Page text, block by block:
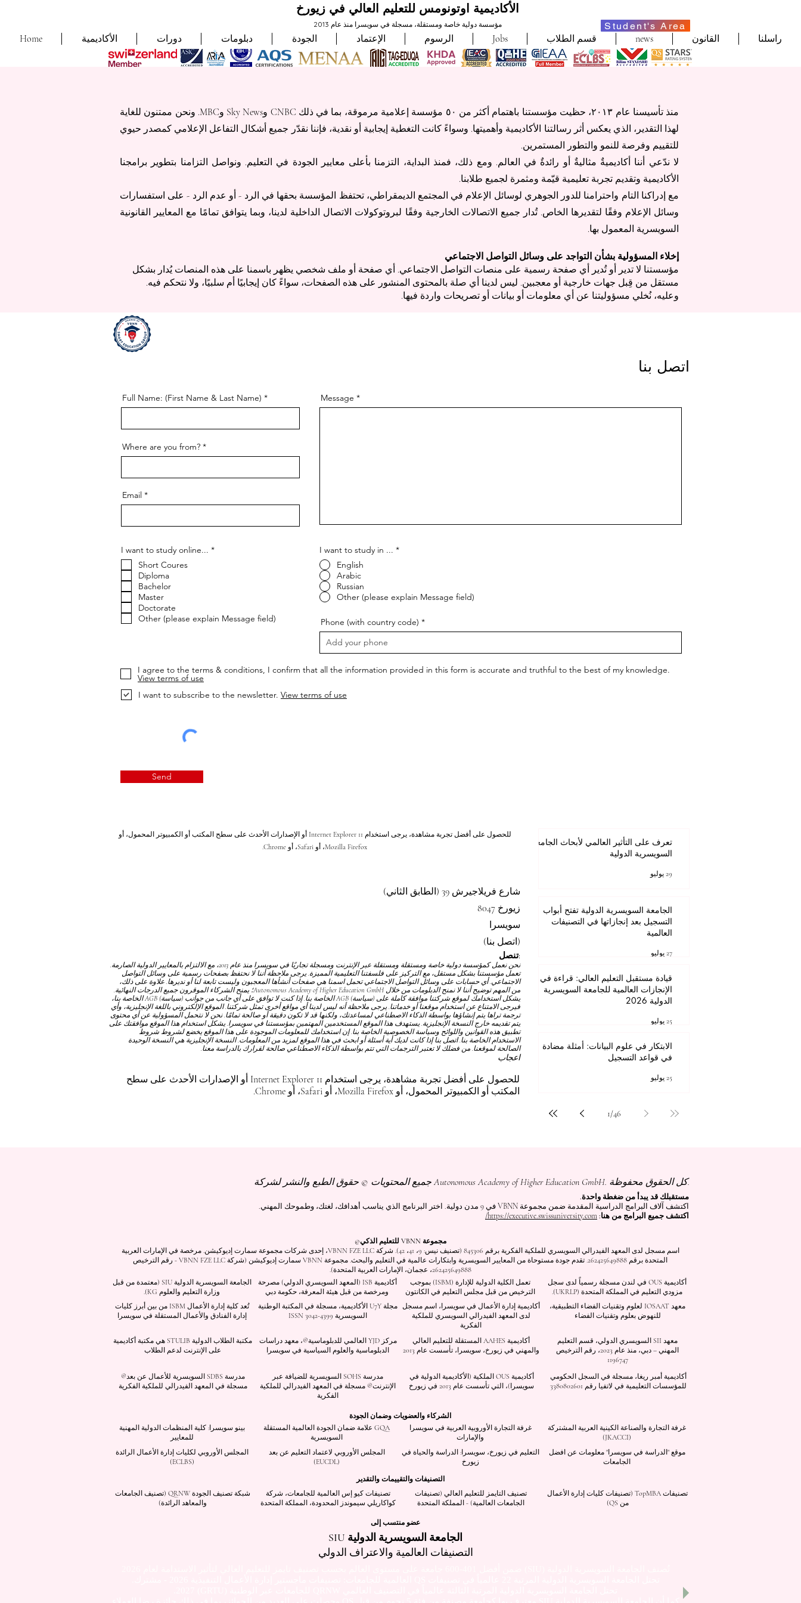
الأكاديمية اوتونومس للتعليم العالي في زيورخ
مؤسسة دولية خاصة ومستقلة، مسجلة في سويسرا منذ عام 2013 Student's Area
Home الأكاديمية دورات دبلومات الجودة الإعتماد الرسوم Jobs قسم الطلاب news القانون راسلنا
منذ تأسيسنا عام ٢٠١٣، حظيت مؤسستنا باهتمام أكثر من ٥٠ مؤسسة إعلامية مرموقة، بما في ذلك CNBC وSky News وMBC. ونحن ممتنون للغاية
لهذا التقدير، الذي يعكس أثر رسالتنا الأكاديمية وأهميتها. وسواءً كانت التغطية إيجابية أو نقدية، فإننا نقدّر جميع أشكال التفاعل الإعلامي كمصدر حيوي
للتقييم وفرصة للنمو والتطور المستمرين.
لا ندّعي أننا أكاديميةٌ مثاليةٌ أو رائدةٌ في العالم. ومع ذلك، فمنذ البداية، التزمنا بأعلى معايير الجودة في التعليم. ونواصل التزامنا بتطوير برامجنا
الأكاديمية وتقديم تجربة تعليمية قيّمة ومثمرة لجميع طلابنا.
مع إدراكنا التام واحترامنا للدور الجوهري لوسائل الإعلام في المجتمع الديمقراطي، تحتفظ المؤسسة بحقها في الرد - أو عدم الرد - على استفسارات
وسائل الإعلام وفقًا لتقديرها الخاص. تُدار جميع الاتصالات الخارجية وفقًا لبروتوكولات الاتصال الداخلية لدينا، وبما يتوافق تمامًا مع المعايير القانونية
السويسرية المعمول بها.
إخلاء المسؤولية بشأن التواجد على وسائل التواصل الاجتماعي
مؤسستنا لا تدير أو تُدير أي صفحة رسمية على منصات التواصل الاجتماعي. أي صفحة أو ملف شخصي يظهر باسمنا على هذه المنصات يُدار بشكل
مستقل من قِبل جهات خارجية أو معجبين. ليس لدينا أي صلة بالمحتوى المنشور على هذه الصفحات، سواءً كان إيجابيًا أم سلبيًا، ولا نتحكم فيه.
وعليه، نُخلي مسؤوليتنا عن أي معلومات أو بيانات أو تصريحات واردة فيها.
اتصل بنا
Full Name: (First Name & Last Name)
Where are you from?
Email
Message
I want to study online... *إ
Short Coures
Diploma
Bachelor
Master
Doctorate
Other (please explain Message field)
I want to study in ... *
English
Arabic
Russian
Other (please explain Message field)
Phone (with country code)
I agree to the terms & conditions, I confirm that all the information provided in this form is accurate and truthful to the best of my knowledge.
View terms of use
I want to subscribe to the newsletter. View terms of use
Send
للحصول على أفضل تجربة مشاهدة، يرجى استخدام Internet Explorer 11 أو الإصدارات الأحدث على سطح المكتب أو الكمبيوتر المحمول، أو
Mozilla Firefox، أو Safari، أو Chrome.
عنوان
شارع فريلاجيرش 39 (الطابق الثاني)
8047 زيورخ
سويسرا
(اتصل بنا)
تنصل:
نحن نعمل كمؤسسة دولية خاصة ومستقلة ومستقلة عبر الإنترنت ومسجلة تجاريًا في سويسرا منذ عام 2013، مع الالتزام بالمعايير الدولية الصارمة.
تعمل مؤسستنا بشكل مستقل، مع التركيز على فلسفتنا التعليمية المميزة. يرجى ملاحظة أننا لا نحتفظ بصفحات رسمية على وسائل التواصل
الاجتماعي. أي حسابات على وسائل التواصل الاجتماعي تحمل اسمنا هي صفحات أنشأها المعجبون وليست تابعة لنا أو نديرها. علاوة على ذلك،
من المهم توضيح أننا لا نمنح الدبلومات من خلال Autonomous Academy of Higher Education GmbH؛ يمنح الشركاء الموقرون جميع الدرجات النهائية.
يشكل استخدامك لموقع شركتنا موافقة كاملة على (سياسة) AGB الخاصة بنا. إذا كنت لا توافق على أي جانب من جوانب (سياسة) AGB
الخاصة بنا،
فيرجى الامتناع عن استخدام موقعنا أو خدماتنا. يرجى ملاحظة أنه ليس لدينا أي مواقع أخرى تمثل شركتنا. الموقع الإلكتروني باللغة الإنجليزية، وأي
ترجمة تراها يتم إنشاؤها بواسطة الذكاء الاصطناعي لمساعدتك، ولكنها قد لا تكون دقيقة أو صالحة تمامًا. نحن لا نتحمل المسؤولية عن أي محتوى
يتم تقديمه خارج النسخة الإنجليزية. يستهدف هذا الموقع المستخدمين المهتمين بمؤسستنا في سويسرا. يشكل استخدام هذا الموقع موافقتك على
تطبيق هذه القوانين واللوائح وسياسة الخصوصيةالخاصة بنا. إن استخدامك للمعلومات الموجودة على هذا الموقع يخضع لشروط شروط
الاستخدامالخاصة بنا. اتصل بنا إذا كانت لديك أية أسئلة أو ابحث في هذا الموقع لمزيد من المعلومات. النسخة الإنجليزية هي النسخة الوحيدة
الصالحة لموقعنا. من فضلك لا تعتبر الترجمات التي تتم بواسطة الذكاء الاصطناعي صالحة لقرارك بالدراسة معنا.
اعجاب
تعرف على التأثير العالمي لأبحاث الجامعة
السويسرية الدولية
29 يوليو
الجامعة السويسرية الدولية تفتح أبواب
التسجيل بعد إنجازاتها في التصنيفات
العالمية
27 يوليو
قيادة مستقبل التعليم العالي: قراءة في
الإنجازات العالمية للجامعة السويسرية
الدولية 2026
25 يوليو
الابتكار في علوم البيانات: أمثلة مضادة
في قواعد التسجيل
25 يوليو
1/46
للحصول على أفضل تجربة مشاهدة، يرجى استخدام Internet Explorer 11 أو الإصدارات الأحدث على سطح
المكتب أو الكمبيوتر المحمول، أو Mozilla Firefox، أو Safari، أو Chrome.
جميع المحتويات © حقوق الطبع والنشر لشركة Autonomous Academy of Higher Education GmbH. كل الحقوق محفوظة.
مستقبلك قد يبدأ من ضغطة واحدة.
اكتشف آلاف البرامج الدراسية المقدمة ضمن مجموعة VBNN في 9 مدن دولية. اختر البرنامج الذي يناسب أهدافك، لغتك، وطموحك المهني.
اكتشف جميع البرامج من هنا:https://executive.swissuniversity.com/
مجموعة VBNN للتعليم الذكي©
اسم مسجل لدى المعهد الفيدرالي السويسري للملكية الفكرية برقم 845306 (تصنيف نيس: 9، 41، 42). شركة VBNN FZE LLC، إحدى شركات مجموعة سمارت إديوكيشن. مرخصة في الإمارات العربية
المتحدة برقم 262425649888. تقدم جودة مستوحاة من المعايير السويسرية وابتكارات عالمية في التعليم والبحث. مجموعة VBNN سمارت إديوكيشن (شركة VBNN FZE LLC - رقم الترخيص
262425649888، عجمان، الإمارات العربية المتحدة).
الجامعة السويسرية الدوليةSIU
(معتمدة من قبل
وزارة التعليم والعلوم KG).
أكاديمية ISB (المعهد السويسري الدولي) مصرحة
ومرخصة من قبل هيئة المعرفة، حكومة دبي
تعمل الكلية الدولية للإدارة (ISBM) بموجب
الترخيص من قبل مجلس التعليم في الكانتون
أكاديمية OUS في لندن مسجلة رسمياً لدى سجل
مزودي التعليم في المملكة المتحدة (UKRLP).
تُعد كلية إدارة الأعمال ISBM من بين أبرز كليات
إدارة الفنادق والأعمال المستقلة في سويسرا
مجلة U7Y الأكاديمية، مسجلة في المكتبة الوطنية
السويسرية ISSN 3042-4399
أكاديمية إدارة الأعمال في سويسرا، اسم مسجل
لدى المعهد الفيدرالي السويسري للملكية
الفكرية
معهد IOSAAT لعلوم وتقنيات الفضاء التطبيقية،
للنهوض بعلوم وتقنيات الفضاء
مكتبة الطلاب الدولية STULIB هي مكتبة أكاديمية
على الإنترنت لدعم الطلاب
مركز YJD العالمي للدبلوماسية®، معهد دراسات
الدبلوماسية والعلوم السياسية في سويسرا
أكاديمية AAHES المستقلة للتعليم العالي
والمهني في زيورخ، سويسرا، تأسست عام 2013
معهد SII السويسري الدولي، قسم التعليم
المهني – دبي، منذ عام 2023، رقم الترخيص
1196747
مدرسة SDBS السويسرية للأعمال عن بعد®
مسجلة في المعهد الفيدرالي للملكية الفكرية
مدرسة SOHS السويسرية للضيافة عبر
الإنترنت® مسجلة في المعهد الفيدرالي للملكية
الفكرية
أكاديمية OUS الملكية (الأكاديمية الدولية في
سويسرا)، التي تأسست عام 2013 في زيورخ
أكاديمية أمبر ريغا، مسجلة في السجل الحكومي
للمؤسسات التعليمية في لاتفيا رقم 3380802601
الشركاء والعضويات وضمان الجودة
بينو سويسرا: كلية المنظمات الدولية المهنية
للمعايير
GQA علامة ضمان الجودة العالمية المستقلة
السويسرية
غرفة التجارة الأوروبية العربية في سويسرا
والإمارات
غرفة التجارة والصناعة الكينية العربية المشتركة
(JKACCI)
المجلس الأوروبي لكليات إدارة الأعمال الرائدة
(ECLBS)
المجلس الأوروبي لاعتماد التعليم عن بعد
(EUCDL)
التعليم في زيورخ، سويسرا: الدراسة والحياة في
زيورخ
موقع "الدراسة في سويسرا" معلومات عن افضل
الجامعات
التصنيفات والتقييمات والتقدير
شبكة تصنيف الجودة QRNW (تصنيف الجامعات
والمعاهد الرائدة)
تصنيفات كيو إس العالمية للجامعات، شركة
كواكاريلي سيموندز المحدودة، المملكة المتحدة
تصنيف التايمز للتعليم العالي (تصنيفات
الجامعات العالمية) - المملكة المتحدة
تصنيفات TopMBA (تصنيفات كليات إدارة الأعمال
من QS)
عضو منتسب إلى
الجامعة السويسرية الدولية SIU
التصنيفات العالمية والاعتراف الدولي